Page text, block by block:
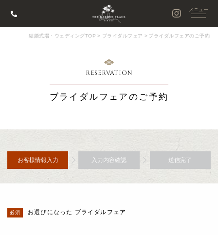
結婚式場・ウェディングTOP > ブライダルフェア > ブライダルフェアのご予約
RESERVATION
ブライダルフェアのご予約
お客様情報入力 入力内容確認 送信完了
お選びになった ブライダルフェア